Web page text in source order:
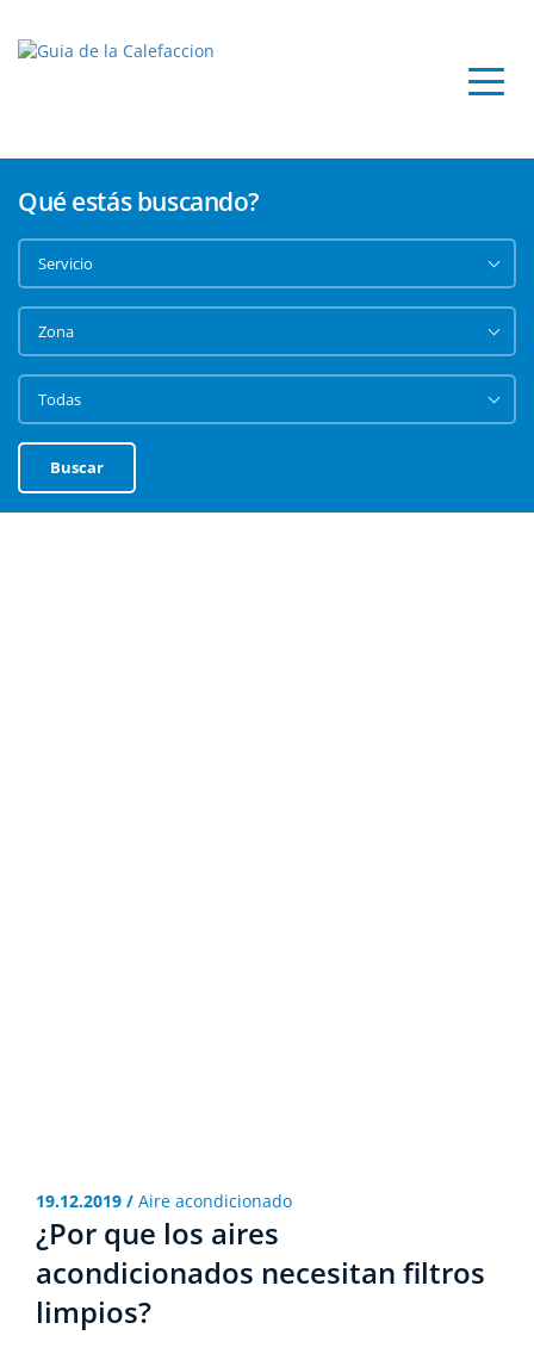
Qué estás buscando?
Buscar
19.12.2019 / Aire acondicionado
¿Por que los aires
acondicionados necesitan filtros
limpios?